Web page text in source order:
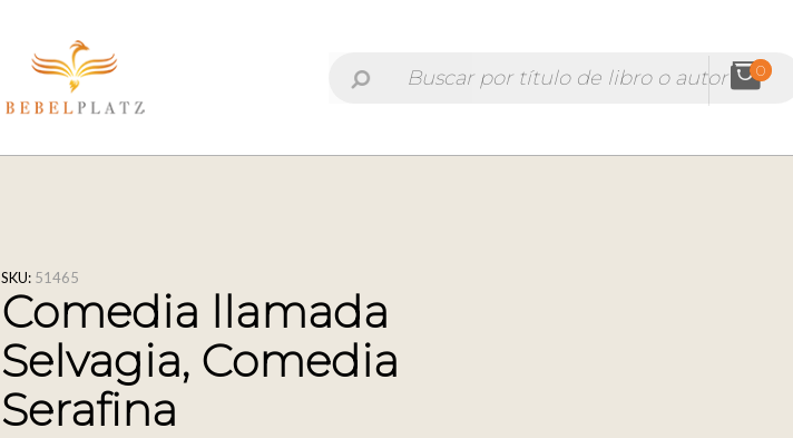
0
SKU: 51465
Comedia llamada
Selvagia, Comedia
Serafina